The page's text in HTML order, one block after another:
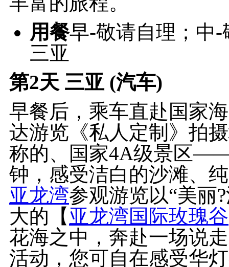
用餐早-敬请自理；中
三亚
第2天 三亚 (汽车)
早餐后，乘车直赴国家
达游览《私人定制》拍
称的、国家4A级景区
钟，感受洁白的沙滩、
亚龙湾参观游览以“美丽
大的【 亚龙湾国际玫瑰谷
花海之中，奔赴一场说
活动，您可自在感受华